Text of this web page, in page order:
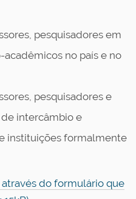
pesquisadores em
no país e no
pesquisadores e
intercâmbio e
instituições formalmente
do formulário que